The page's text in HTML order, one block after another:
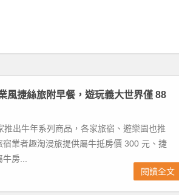
風捷絲旅附早餐，遊玩義大世界僅 88
出牛年系列商品，各家旅宿、遊樂園也推
業者趣淘漫旅提供屬牛抵房價 300 元、捷
房...
閱讀全文